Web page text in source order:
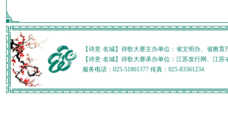
【诗意·名城】诗歌大赛主办单位：省文明办、省教
【诗意·名城】诗歌大赛承办单位：江苏发行网、江
服务电话：025-51861377 传真：025-83361234